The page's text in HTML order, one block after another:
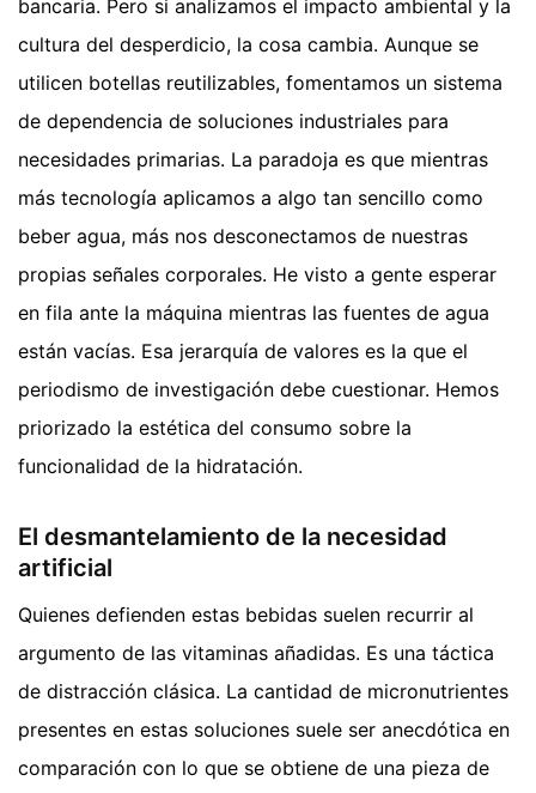
bancaria. Pero si analizamos el impacto ambiental y la
cultura del desperdicio, la cosa cambia. Aunque se
utilicen botellas reutilizables, fomentamos un sistema
de dependencia de soluciones industriales para
necesidades primarias. La paradoja es que mientras
más tecnología aplicamos a algo tan sencillo como
beber agua, más nos desconectamos de nuestras
propias señales corporales. He visto a gente esperar
en fila ante la máquina mientras las fuentes de agua
están vacías. Esa jerarquía de valores es la que el
periodismo de investigación debe cuestionar. Hemos
priorizado la estética del consumo sobre la
funcionalidad de la hidratación.
El desmantelamiento de la necesidad
artificial
Quienes defienden estas bebidas suelen recurrir al
argumento de las vitaminas añadidas. Es una táctica
de distracción clásica. La cantidad de micronutrientes
presentes en estas soluciones suele ser anecdótica en
comparación con lo que se obtiene de una pieza de